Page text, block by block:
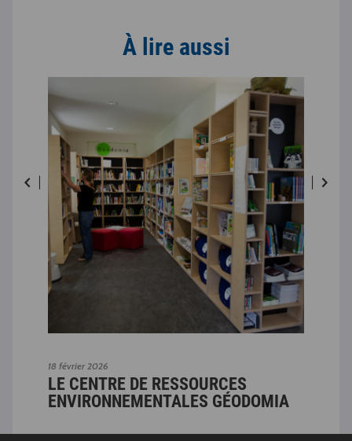
À lire aussi
18 février 2026
LE CENTRE DE RESSOURCES
ENVIRONNEMENTALES GÉODOMIA